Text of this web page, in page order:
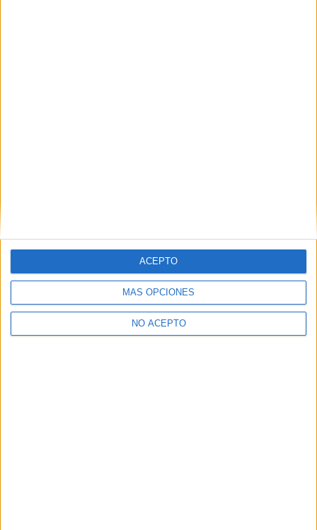
MÁS OPCIONES
NO ACEPTO
ACEPTO
Y como regalo de agradecimiento, por registrarte te daremos
gratis una copia de nuestro ebook con 100 consejos para tu
primer año de universidad